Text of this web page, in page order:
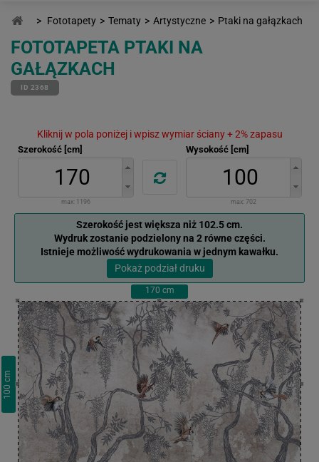
> Fototapety > Tematy > Artystyczne > Ptaki na gałązkach
FOTOTAPETA PTAKI NA
GAŁĄZKACH
ID 2368
Kliknij w pola poniżej i wpisz wymiar ściany + 2% zapasu
Szerokość [cm]
max: 1196
Wysokość [cm]
max: 702
Szerokość jest większa niż 102.5 cm.
Wydruk zostanie podzielony na 2 równe części.
Istnieje możliwość wydrukowania w jednym kawałku.
Pokaż podział druku
170 cm
100
cm